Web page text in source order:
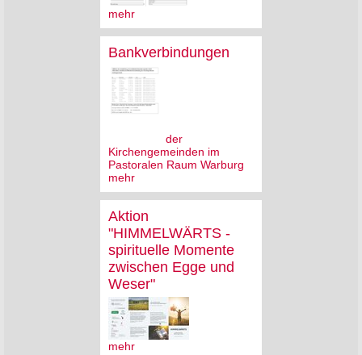
mehr
Bankverbindungen
der
Kirchengemeinden im
Pastoralen Raum Warburg
mehr
Aktion
"HIMMELWÄRTS -
spirituelle Momente
zwischen Egge und
Weser"
mehr